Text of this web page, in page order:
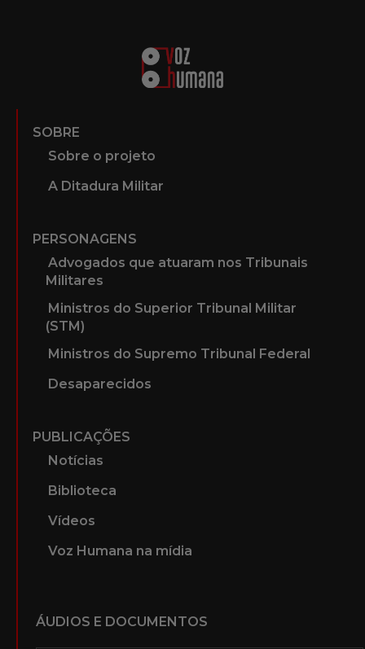
SOBRE
Sobre o projeto
A Ditadura Militar
PERSONAGENS
Advogados que atuaram nos Tribunais
Militares
Ministros do Superior Tribunal Militar
(STM)
Ministros do Supremo Tribunal Federal
Desaparecidos
PUBLICAÇÕES
Notícias
Biblioteca
Vídeos
Voz Humana na mídia
ÁUDIOS E DOCUMENTOS